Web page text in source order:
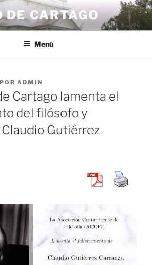
DE CARTAGO
Menú
POR ADMIN
Cartago lamenta el
del filósofo y
Gutiérrez